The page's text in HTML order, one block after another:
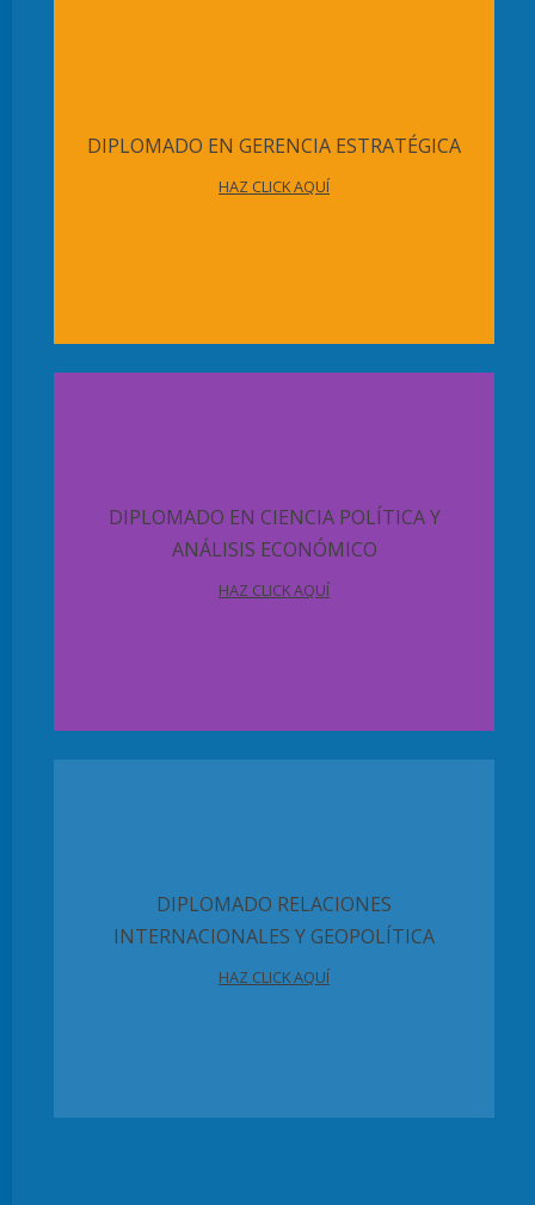
DIPLOMADO EN GERENCIA ESTRATÉGICA
HAZ CLICK AQUÍ
DIPLOMADO EN CIENCIA POLÍTICA Y
ANÁLISIS ECONÓMICO
HAZ CLICK AQUÍ
DIPLOMADO RELACIONES
INTERNACIONALES Y GEOPOLÍTICA
HAZ CLICK AQUÍ